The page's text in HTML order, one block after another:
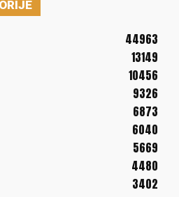
44963
13149
10456
9326
6873
6040
5669
4480
3402